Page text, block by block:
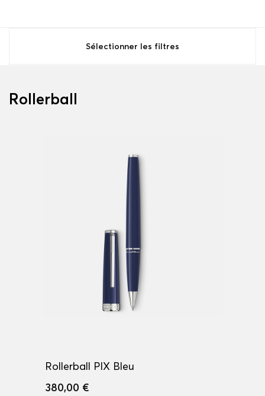
Sélectionner les filtres
Rollerball
Rollerball PIX Bleu
380,00 €